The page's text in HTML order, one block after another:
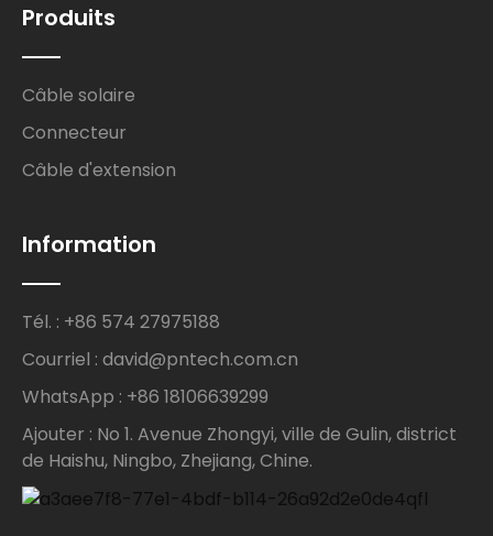
Produits
Câble solaire
Connecteur
Câble d'extension
Information
Tél. : +86 574 27975188
Courriel : david@pntech.com.cn
WhatsApp : +86 18106639299
Ajouter : No 1. Avenue Zhongyi, ville de Gulin, district
de Haishu, Ningbo, Zhejiang, Chine.